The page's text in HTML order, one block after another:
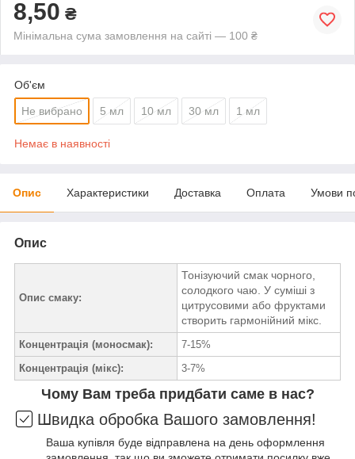
8,50 ₴
Мінімальна сума замовлення на сайті — 100 ₴
Об'єм
Не вибрано 5 мл 10 мл 30 мл 1 мл
Немає в наявності
Опис Характеристики Доставка Оплата Умови
Опис
Опис смаку:
Тонізуючий смак чорного,
солодкого чаю. У суміші з
цитрусовими або фруктами
створить гармонійний мікс.
Концентрація (моносмак):
7-15%
Концентрація (мікс):
3-7%
Чому Вам треба придбати саме в нас?
Швидка обробка Вашого замовлення!
Ваша купівля буде відправлена на день оформлення